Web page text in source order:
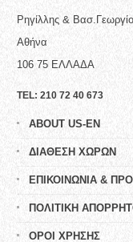
Ρηγίλλης &
Αθήνα
106 75 ΕΛΛΑΔΑ
TEL: 210 72 40 673
ABOUT US-EN
ΔΙΑΘΕΣΗ ΧΩΡΩΝ
ΕΠΙΚΟΙΝΩΝΙΑ &
ΠΟΛΙΤΙΚΗ
ΟΡΟΙ ΧΡΗΣΗΣ